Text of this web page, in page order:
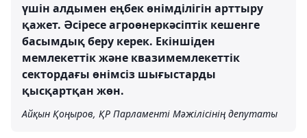
үшін алдымен еңбек өнімділігін арттыру
қажет. Әсіресе агроөнеркәсіптік кешенге
басымдық беру керек. Екіншіден
мемлекеттік және квазимемлекеттік
сектордағы өнімсіз шығыстарды
қысқартқан жөн.
Айқын Қоңыров, ҚР Парламенті Мәжілісінің депутаты